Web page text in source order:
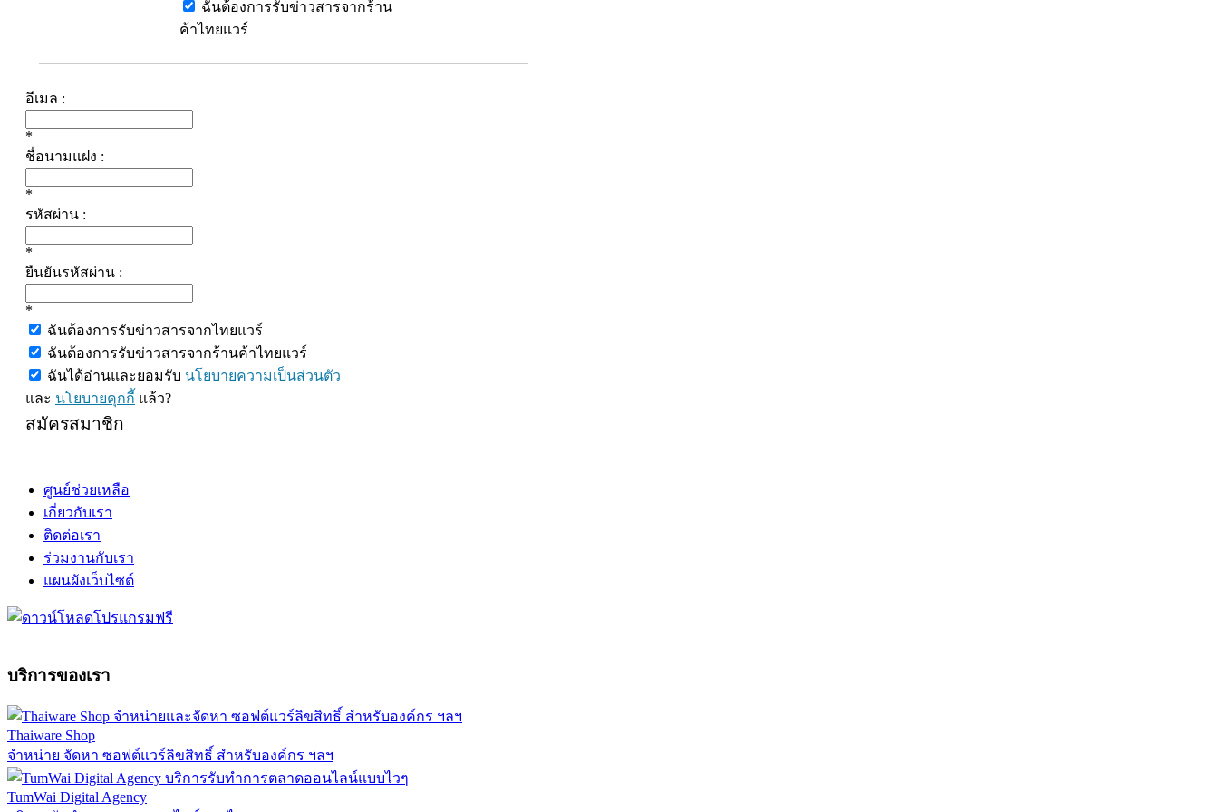
ฉันต้องการรับข่าวสารจากร้าน
ค้าไทยแวร์
อีเมล :
*
ชื่อนามแฝง :
*
รหัสผ่าน :
*
ยืนยันรหัสผ่าน :
*
ฉันต้องการรับข่าวสารจากไทยแวร์
ฉันต้องการรับข่าวสารจากร้านค้าไทยแวร์
ฉันได้อ่านและยอมรับ นโยบายความเป็นส่วนตัว
และ นโยบายคุกกี้ แล้ว?
สมัครสมาชิก
ศูนย์ช่วยเหลือ
เกี่ยวกับเรา
ติดต่อเรา
ร่วมงานกับเรา
แผนผังเว็บไซต์
บริการของเรา
Thaiware Shop
จำหน่าย จัดหา ซอฟต์แวร์ลิขสิทธิ์ สำหรับองค์กร ฯลฯ
TumWai Digital Agency